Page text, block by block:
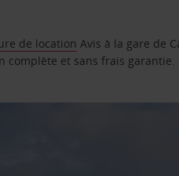
de location Avis à la gare de
et sans frais garantie.